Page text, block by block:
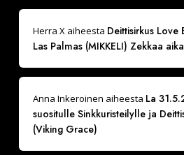
Herra Xaiheesta Deittisirkus
Las Palmas (MIKKELI) Zekkaa
Anna Inkeroinen aiheesta La
suositulle Sinkkuristeilylle ja
(Viking Grace)